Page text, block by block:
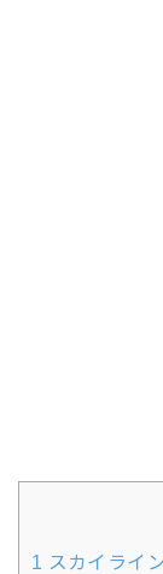
1 スカイライ